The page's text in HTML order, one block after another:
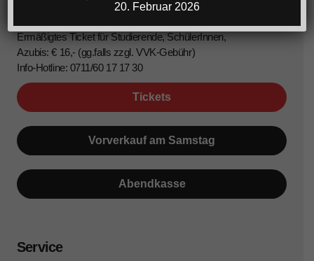
22. März 2025, 18-1 Uhr
Ermäßigtes Ticket für Studierende, SchülerInnen,
Azubis: € 16,- (gg.falls zzgl. VVK-Gebühr)
Info-Hotline: 0711/60 17 17 30
Tickets
Vorverkauf am Samstag
Abendkasse
Service
20. Februar 2026